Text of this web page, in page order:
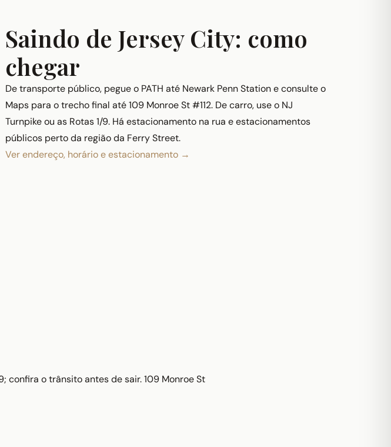
Saindo de Jersey City: como
chegar
De transporte público, pegue o PATH até Newark Penn Station e consulte o
Maps para o trecho final até 109 Monroe St #112. De carro, use o NJ
Turnpike ou as Rotas 1/9. Há estacionamento na rua e estacionamentos
públicos perto da região da Ferry Street.
Ver endereço, horário e estacionamento →
confira o trânsito antes de sair. 109 Monroe St